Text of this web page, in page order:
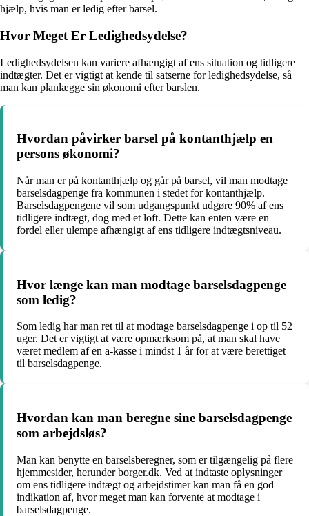
hjælp, hvis man er ledig efter barsel.
Hvor Meget Er Ledighedsydelse?
Ledighedsydelsen kan variere afhængigt af ens situation og tidligere
indtægter. Det er vigtigt at kende til satserne for ledighedsydelse, så
man kan planlægge sin økonomi efter barslen.
Hvordan påvirker barsel på kontanthjælp en
persons økonomi?
Når man er på kontanthjælp og går på barsel, vil man modtage
barselsdagpenge fra kommunen i stedet for kontanthjælp.
Barselsdagpengene vil som udgangspunkt udgøre 90% af ens
tidligere indtægt, dog med et loft. Dette kan enten være en
fordel eller ulempe afhængigt af ens tidligere indtægtsniveau.
Hvor længe kan man modtage barselsdagpenge
som ledig?
Som ledig har man ret til at modtage barselsdagpenge i op til 52
uger. Det er vigtigt at være opmærksom på, at man skal have
været medlem af en a-kasse i mindst 1 år for at være berettiget
til barselsdagpenge.
Hvordan kan man beregne sine barselsdagpenge
som arbejdsløs?
Man kan benytte en barselsberegner, som er tilgængelig på flere
hjemmesider, herunder borger.dk. Ved at indtaste oplysninger
om ens tidligere indtægt og arbejdstimer kan man få en god
indikation af, hvor meget man kan forvente at modtage i
barselsdagpenge.